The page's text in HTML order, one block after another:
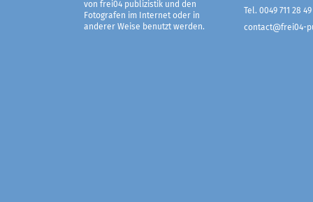
von frei04 publizistik und den
Fotografen im Internet oder in
anderer Weise benutzt werden.
Tel. 0049 711 28 49
contact@frei04-